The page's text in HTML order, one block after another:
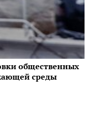
общественных
среды